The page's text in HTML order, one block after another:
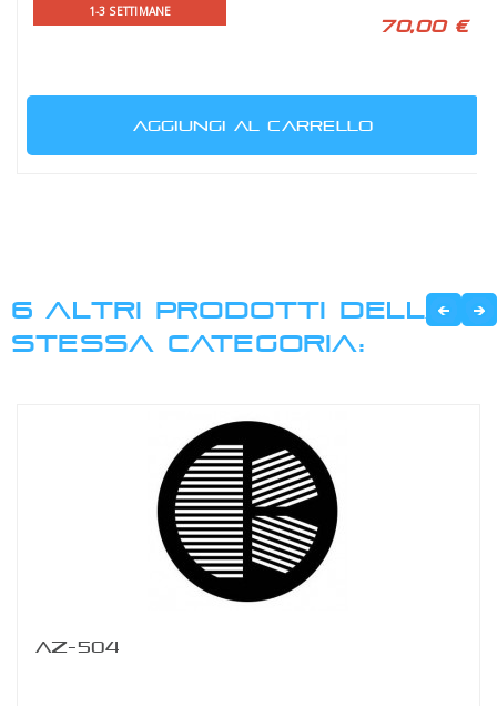
1-3 SETTIMANE
70,00 €
AGGIUNGI AL CARRELLO
6 ALTRI PRODOTTI DELLA
STESSA CATEGORIA:
AZ-504